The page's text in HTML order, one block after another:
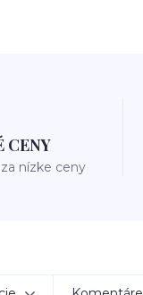
CENY
nízke ceny